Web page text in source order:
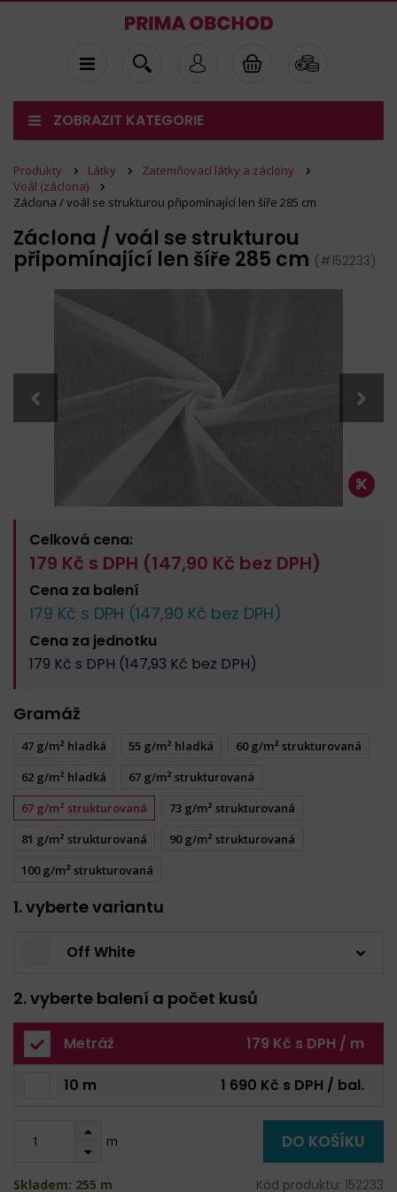
ZOBRAZIT KATEGORIE
Produkty Látky
Zatemňovací látky a záclony
Voál (záclona)
Záclona / voál se strukturou připomínající len šíře 285 cm
Záclona / voál se strukturou
připomínající len šíře 285 cm (#152233)
Celková cena:
179 Kč s DPH (147,90 Kč bez DPH)
Cena za balení
179 Kč s DPH (147,90 Kč bez DPH)
Cena za jednotku
179 Kč s DPH (147,93 Kč bez DPH)
Gramáž
47 g/m² hladká 55 g/m² hladká
60 g/m² strukturovaná
62 g/m² hladká
67 g/m² strukturovaná
67 g/m² strukturovaná
73 g/m² strukturovaná
81 g/m² strukturovaná
90 g/m² strukturovaná
100 g/m² strukturovaná
1. vyberte variantu
Off White
2. vyberte balení a počet kusů
Metráž 179 Kč s DPH / m
10 m 1 690 Kč s DPH / bal.
m DO KOŠÍKU
Skladem: 255 m
Kód produktu: 152233